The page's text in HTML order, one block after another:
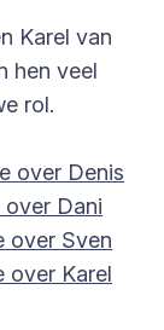
Karel van
hen veel
rol.
over Denis
over Dani
over Sven
over Karel